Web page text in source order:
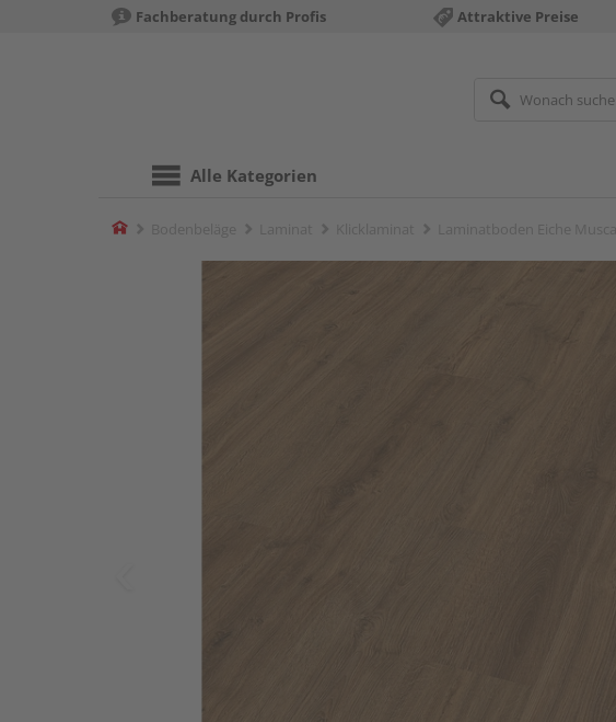
Fachberatung durch Profis Attraktive Preise
Alle Kategorien
Home